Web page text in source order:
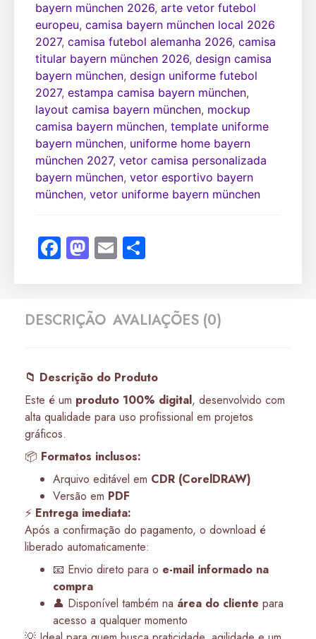
bayern münchen 2026, arte vetor futebol
europeu, camisa bayern münchen local 2026
2027, camisa futebol alemanha 2026, camisa
titular bayern münchen 2026, design camisa
bayern münchen, design uniforme futebol
2027, estampa camisa bayern münchen,
layout camisa bayern münchen, mockup
camisa bayern münchen, template uniforme
bayern münchen, uniforme home bayern
münchen 2027, vetor camisa personalizada
bayern münchen, vetor esportivo bayern
münchen, vetor uniforme bayern münchen
Facebook
Mastodon
Email
DESCRIÇÃO AVALIAÇÕES (0)
📁 Descrição do Produto
Este é um produto 100% digital, desenvolvido com
alta qualidade para uso profissional em projetos
gráficos.
📦 Formatos inclusos:
Arquivo editável em CDR (CorelDRAW)
Versão em PDF
⚡ Entrega imediata:
Após a confirmação do pagamento, o download é
liberado automaticamente:
📧 Envio direto para o e-mail informado na
compra
👤 Disponível também na área do cliente para
acesso a qualquer momento